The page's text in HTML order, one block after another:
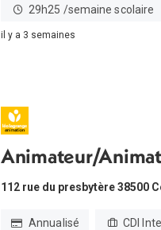
29h25 /semaine scolaire
il y a 3 semaines
Animateur/
112 rue du presbytère 38500
Annualisé CDI